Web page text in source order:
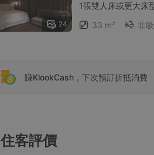
24
1張雙人床或更大床
33 m²
非
賺KlookCash，下次預訂折抵消費
住客評價